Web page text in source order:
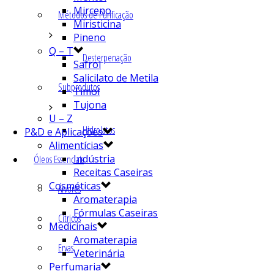
Métodos de Purificação
Desterpenação
Subprodutos
Hidrolatos
Óleos Essenciais
Árvores
Cítricos
Ervas
Mirceno
Miristicina
Pineno
Q – T
Safrol
Salicilato de Metila
Timol
Tujona
U – Z
P&D e Aplicações
Alimentícias
Indústria
Receitas Caseiras
Cosméticas
Aromaterapia
Fórmulas Caseiras
Medicinais
Aromaterapia
Veterinária
Perfumaria